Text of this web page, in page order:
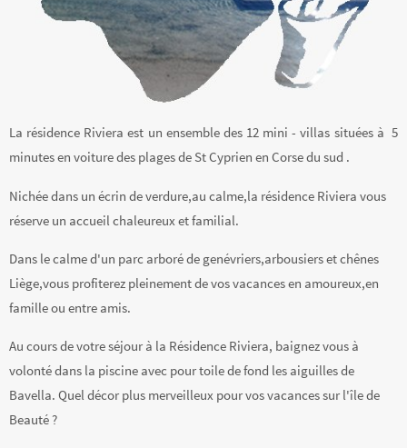
La résidence Riviera est un ensemble des 12 mini - villas situées à 5
minutes en voiture des plages de St Cyprien en Corse du sud .
Nichée dans un écrin de verdure,au calme,la résidence Riviera vous
réserve un accueil chaleureux et familial.
Dans le calme d'un parc arboré de genévriers,arbousiers et chênes
Liège,vous profiterez pleinement de vos vacances en amoureux,en
famille ou entre amis.
Au cours de votre séjour à la Résidence Riviera, baignez vous à
volonté dans la piscine avec pour toile de fond les aiguilles de
Bavella. Quel décor plus merveilleux pour vos vacances sur l'île de
Beauté ?